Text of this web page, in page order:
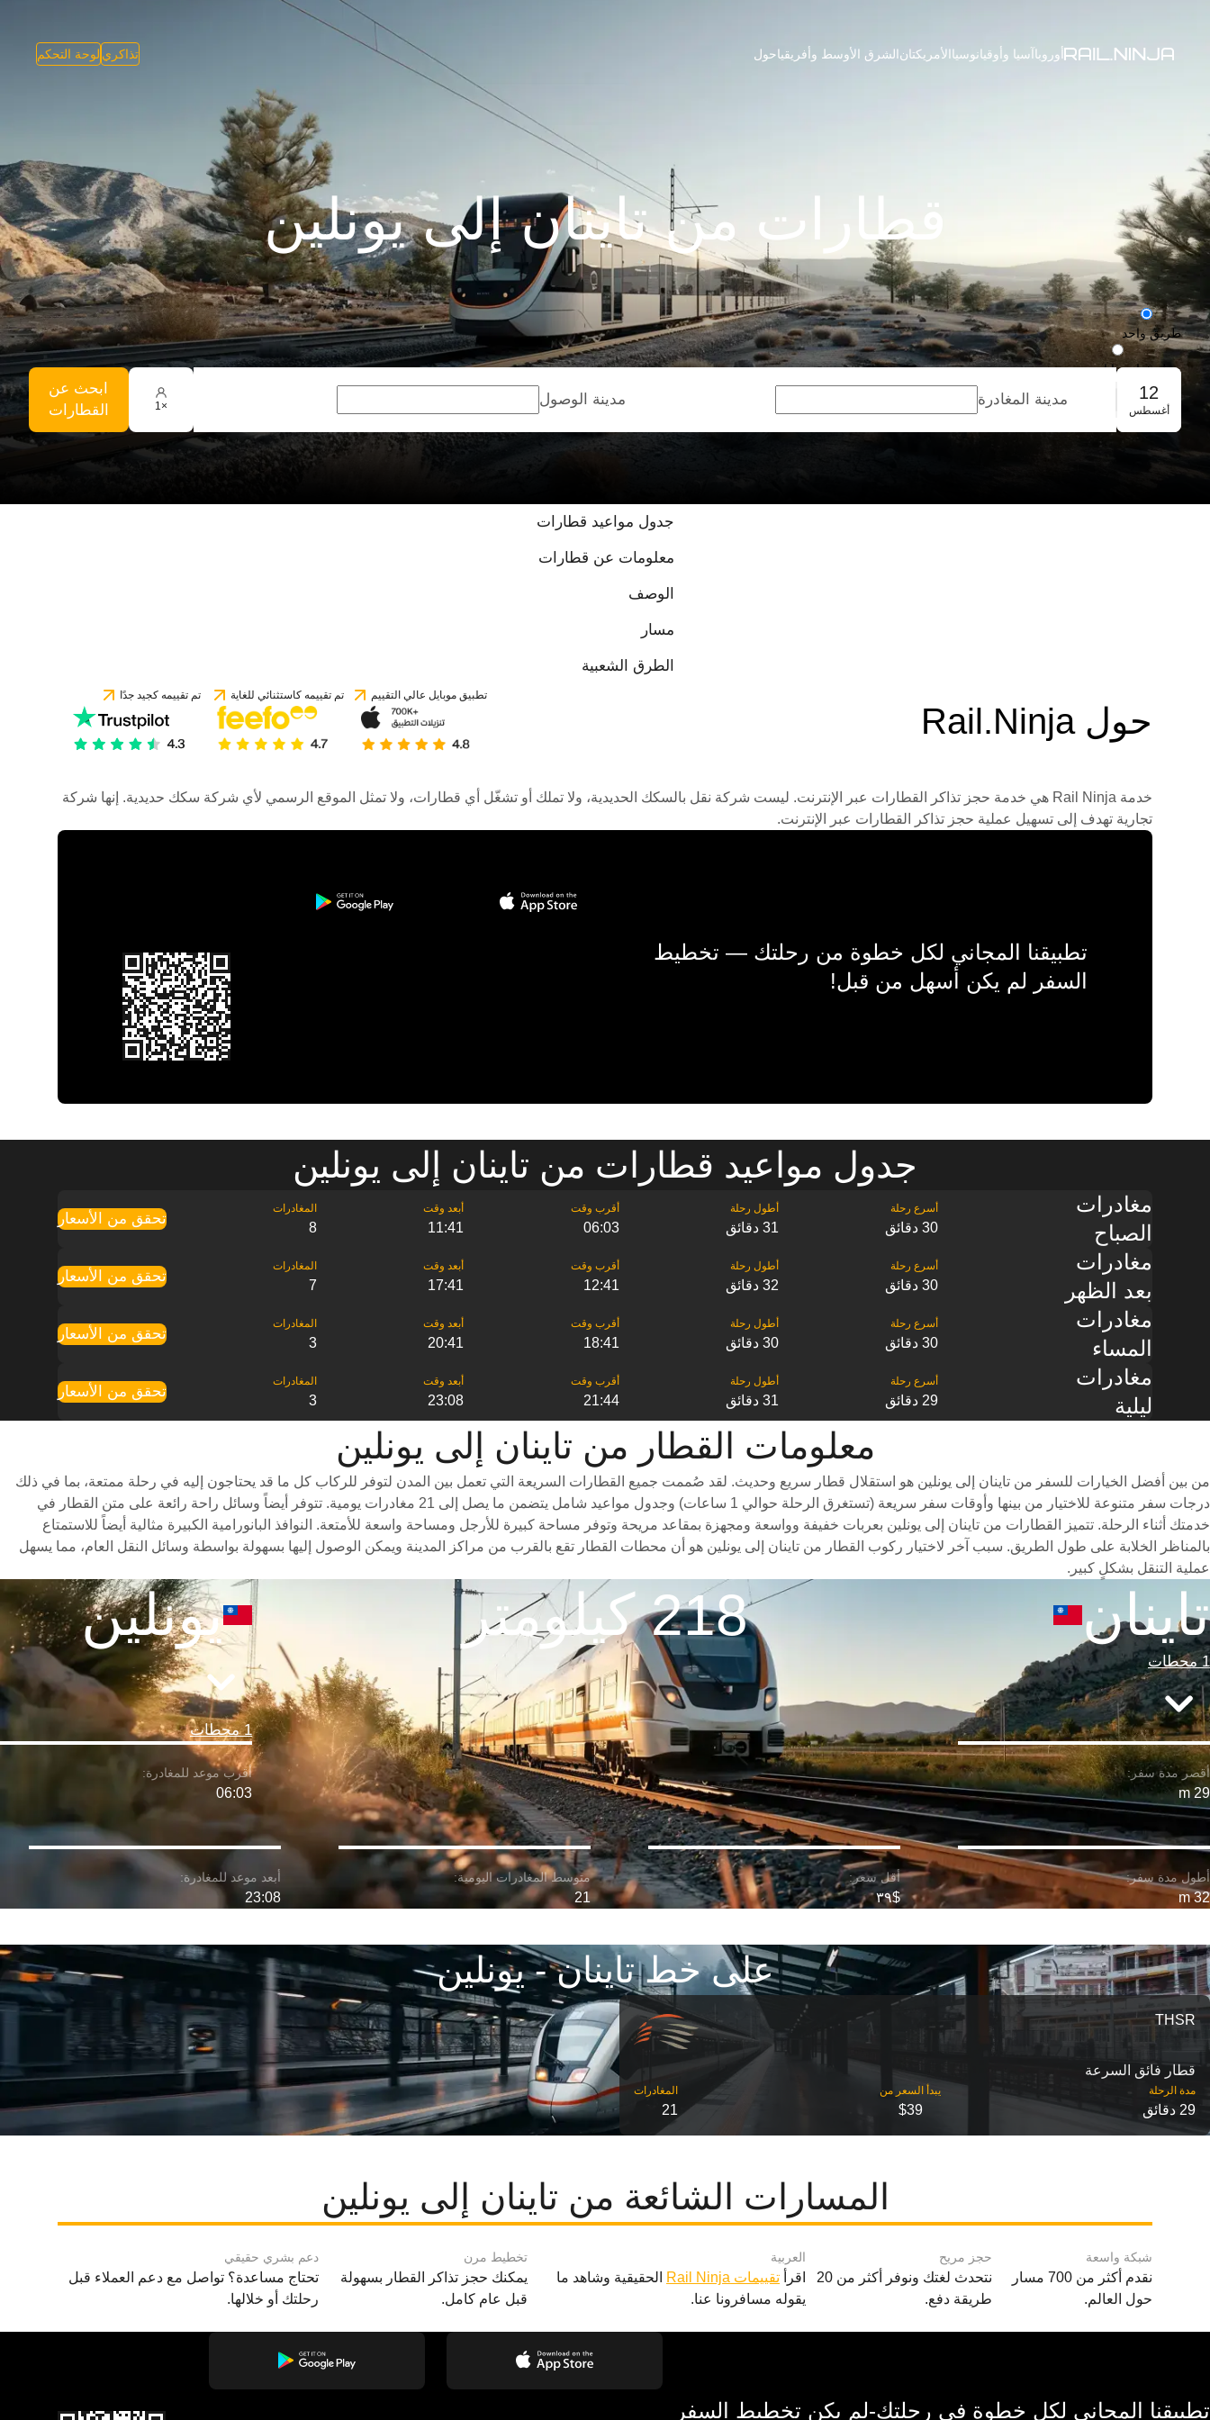
أوروبا آسيا وأوقيانوسيا الأمريكتان الشرق الأوسط وأفريقياحول تذاكري لوحة التحكم
قطارات من تاينان إلى يونلين
طريق واحد
رحلة ذهاب وإياب
الحجز الجماعي
12
أغسطس
مدينة المغادرة مدينة الوصول ×
1
ابحث عن
القطارات
جدول مواعيد قطارات
معلومات عن قطارات
الوصف
مسار
الطرق الشعبية
حول Rail.Ninja
تطبيق موبايل عالي التقييم تم تقييمه كاستثنائي للغاية تم تقييمه كجيد جدًا
خدمة Rail Ninja هي خدمة حجز تذاكر القطارات عبر الإنترنت. ليست شركة نقل بالسكك الحديدية، ولا تملك أو تشغّل أي قطارات، ولا تمثل الموقع الرسمي لأي شركة سكك حديدية. إنها شركة
تجارية تهدف إلى تسهيل عملية حجز تذاكر القطارات عبر الإنترنت.
تطبيقنا المجاني لكل خطوة من رحلتك — تخطيط
السفر لم يكن أسهل من قبل!
جدول مواعيد قطارات من تاينان إلى يونلين
مغادرات
الصباح
30 دقائق 31 دقائق 06:03
11:41
8
تحقق من الأسعار
مغادرات
بعد الظهر
30 دقائق 32 دقائق 12:41
17:41
7
تحقق من الأسعار
مغادرات
المساء
30 دقائق 30 دقائق 18:41
20:41
3
تحقق من الأسعار
مغادرات
ليلية
29 دقائق 31 دقائق 21:44
23:08
3
تحقق من الأسعار
معلومات القطار من ‎تاينان إلى ‎يونلين
من بين أفضل الخيارات للسفر من تاينان إلى يونلين هو استقلال قطار سريع وحديث. لقد صُممت جميع القطارات السريعة التي تعمل بين المدن لتوفر للركاب كل ما قد يحتاجون إليه في رحلة ممتعة، بما في ذلك
درجات سفر متنوعة للاختيار من بينها وأوقات سفر سريعة (تستغرق الرحلة حوالي 1 ساعات) وجدول مواعيد شامل يتضمن ما يصل إلى 21 مغادرات يومية. تتوفر أيضاً وسائل راحة رائعة على متن القطار في
خدمتك أثناء الرحلة. تتميز القطارات من تاينان إلى يونلين بعربات خفيفة وواسعة ومجهزة بمقاعد مريحة وتوفر مساحة كبيرة للأرجل ومساحة واسعة للأمتعة. النوافذ البانورامية الكبيرة مثالية أيضاً للاستمتاع
بالمناظر الخلابة على طول الطريق. سبب آخر لاختيار ركوب القطار من تاينان إلى يونلين هو أن محطات القطار تقع بالقرب من مراكز المدينة ويمكن الوصول إليها بسهولة بواسطة وسائل النقل العام، مما يسهل
عملية التنقل بشكلٍ كبير.
تاينان
1 محطات
218 كيلومتر يونلين
1 محطات
29 m
06:03
32 m $٣٩ 21
23:08
على خط تاينان - يونلين
THSR
قطار فائق السرعة
مدة الرحلة
29 دقائق $39
21
المسارات الشائعة من تاينان إلى يونلين
شبكة واسعة
نقدم أكثر من 700 مسار
حول العالم.
حجز مريح
نتحدث لغتك ونوفر أكثر من 20
طريقة دفع.
العربية
اقرأ تقييمات Rail Ninja
الحقيقية وشاهد ما
يقوله مسافرونا عنا.
تخطيط مرن
يمكنك حجز تذاكر القطار بسهولة
قبل عام كامل.
دعم بشري حقيقي
تحتاج مساعدة؟ تواصل مع دعم العملاء قبل
رحلتك أو خلالها.
تطبيقنا المجاني لكل خطوة في رحلتك-لم يكن تخطيط السفر